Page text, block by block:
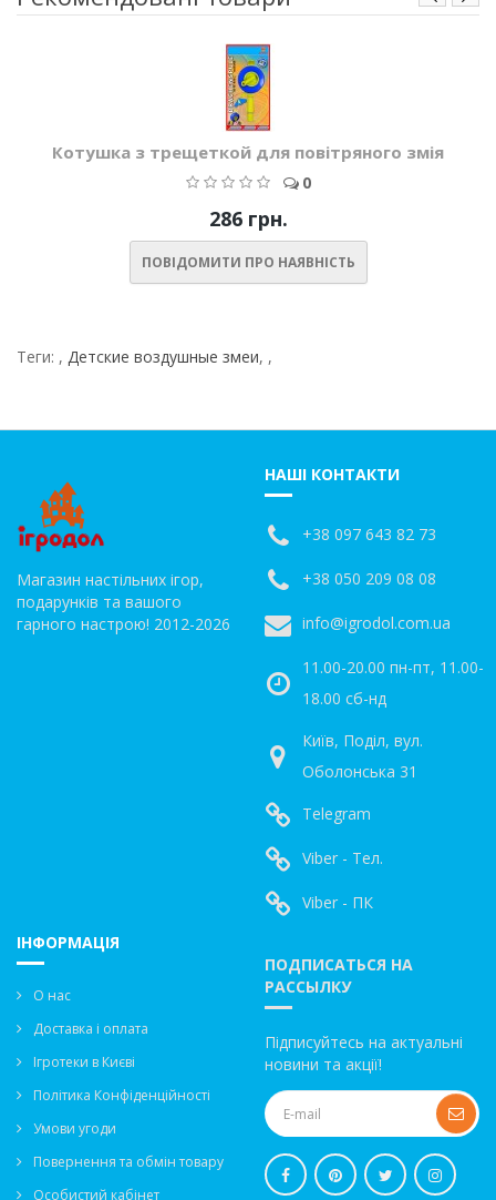
Котушка з трещеткой для повітряного змія
0
286 грн.
ПОВІДОМИТИ ПРО НАЯВНІСТЬ
Теги: , Детские воздушные змеи, ,
Магазин настільних ігор,
подарунків та вашого
гарного настрою! 2012-2026
НАШІ КОНТАКТИ
+38 097 643 82 73
+38 050 209 08 08
info@igrodol.com.ua
11.00-20.00 пн-пт, 11.00-
18.00 сб-нд
Київ, Поділ, вул.
Оболонська 31
Telegram
Viber - Тел.
Viber - ПК
ІНФОРМАЦІЯ
О нас
Доставка і оплата
Ігротеки в Києві
Політика Конфіденційності
Умови угоди
Повернення та обмін товару
Особистий кабінет
ПОДПИСАТЬСЯ НА
РАССЫЛКУ
Підписуйтесь на актуальні
новини та акції!